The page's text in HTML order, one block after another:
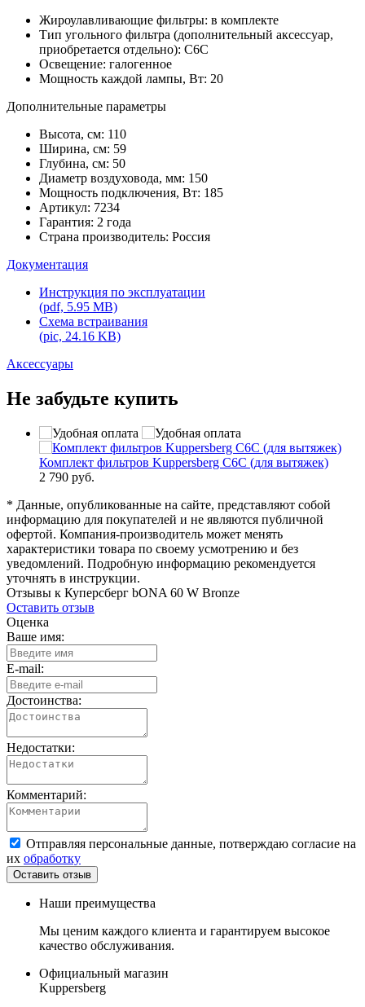
Жироулавливающие фильтры: в комплекте
Тип угольного фильтра (дополнительный аксессуар,
приобретается отдельно): С6С
Освещение: галогенное
Мощность каждой лампы, Вт: 20
Дополнительные параметры
Высота, см: 110
Ширина, см: 59
Глубина, см: 50
Диаметр воздуховода, мм: 150
Мощность подключения, Вт: 185
Артикул: 7234
Гарантия: 2 года
Страна производитель: Россия
Документация
Инструкция по эксплуатации
(pdf, 5.95 MB)
Схема встраивания
(pic, 24.16 KB)
Аксессуары
Не забудьте купить
Комплект фильтров Kuppersberg С6С (для вытяжек)
2 790 руб.
* Данные, опубликованные на сайте, представляют собой
информацию для покупателей и не являются публичной
офертой. Компания-производитель может менять
характеристики товара по своему усмотрению и без
уведомлений. Подробную информацию рекомендуется
уточнять в инструкции.
Отзывы к Куперсберг bONA 60 W Bronze
Оставить отзыв
Оценка
Ваше имя:
E-mail:
Достоинства:
Недостатки:
Комментарий:
Отправляя персональные данные, потверждаю согласие на
их обработку
Наши преимущества
Мы ценим каждого клиента и гарантируем высокое
качество обслуживания.
Официальный магазин
Kuppersberg